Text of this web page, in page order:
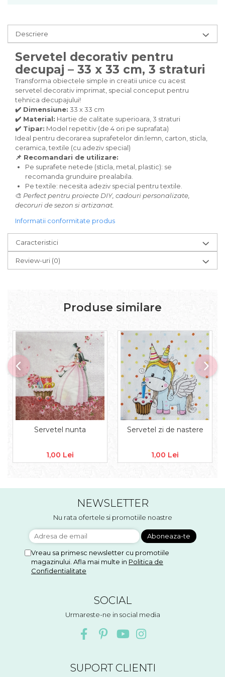
Hartie creponata
Hartie dantelata
Hartie origami
Hartie reciclata/manuala
Plicuri
Carton
Rame, albume, notesuri
Masti
Forme/Figurine carton
Panglici, snururi, sarma
Dantela
Panglici craciun
Panglici decor
Snur/sfoara/fir
Sticla
Platouri
Sticlute
Stampile silicon
Ustensile, aparate
Cutter, trimmer
Perforatoare
Pistoale de lipit
Traforaj, pirogravura
Ustensile
Polistiren
Accesorii floristica
Modele termoadezive
Saculeti
Design cofetarie
Forme pentru turnat ciocolata
Accesorii pictura pe fata
Descriere
Servetel decorativ pentru
decupaj – 33 x 33 cm, 3 straturi
Transforma obiectele simple in creatii unice cu acest
servetel decorativ imprimat, special conceput pentru
tehnica decupajului!
✔️ Dimensiune: 33 x 33 cm
✔️ Material: Hartie de calitate superioara, 3 straturi
✔️ Tipar: Model repetitiv (de 4 ori pe suprafata)
Ideal pentru decorarea suprafetelor din:lemn, carton, sticla,
ceramica, textile (cu adeziv special)
📌 Recomandari de utilizare:
Pe suprafete netede (sticla, metal, plastic): se
recomanda grunduire prealabila.
Pe textile: necesita adeziv special pentru textile.
🎨 Perfect pentru proiecte DIY, cadouri personalizate,
decoruri de sezon si artizanat.
Informatii conformitate produs
Caracteristici
Review-uri (0)
Produse similare
Servetel nunta
1,00 Lei
Servetel zi de nastere
1,00 Lei
NEWSLETTER
Nu rata ofertele si promotiile noastre
Vreau sa primesc newsletter cu promotiile
magazinului. Afla mai multe in Politica de
Confidentialitate
SOCIAL
Urmareste-ne in social media
SUPORT CLIENTI